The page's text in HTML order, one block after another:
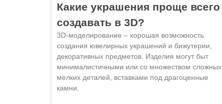
Какие украшения проще всего
создавать в 3D?
3D-моделирование – хорошая возможность
создания ювелирных украшений и бижутерии,
декоративных предметов. Изделия могут быт
минималистичными или со множеством сложных
мелких деталей, вставками под драгоценные
камни.